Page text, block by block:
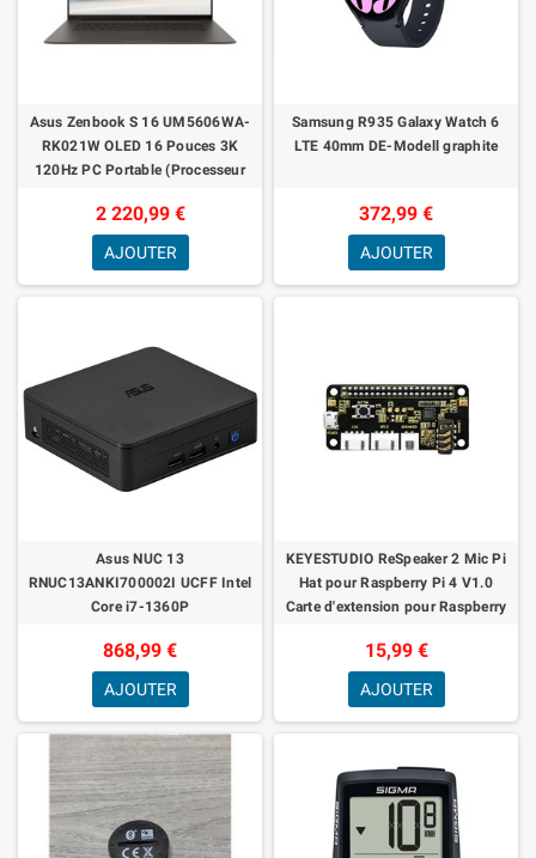
Asus Zenbook S 16 UM5606WA-
RK021W OLED 16 Pouces 3K
120Hz PC Portable (Processeur
32GB LPDDR5X, 1T
2 220,99 €
AJOUTER
Samsung R935 Galaxy Watch 6
LTE 40mm DE-Modell graphite
372,99 €
AJOUTER
Asus NUC 13
RNUC13ANKI700002I UCFF Intel
Core i7-1360P
868,99 €
AJOUTER
KEYESTUDIO ReSpeaker 2 Mic Pi
Hat pour Raspberry Pi 4 V1.0
Carte d'extension pour Raspberry
15,99 €
AJOUTER